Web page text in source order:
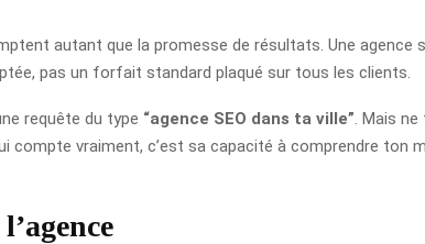
autant que la promesse de résultats. Une agence
pas un forfait standard plaqué sur tous les clients.
requête du type “agence SEO dans ta ville” . Mais
compte vraiment, c’est sa capacité à comprendre